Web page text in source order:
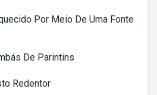
Por Meio De Uma Fonte
De Parintins
Redentor